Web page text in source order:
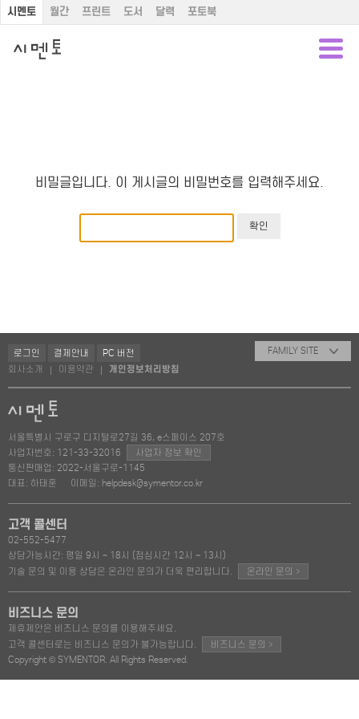
시멘토 월간 프린트 도서 달력 포토북
비밀글입니다. 이 게시글의 비밀번호를 입력해주세요.
로그인 결제안내
PC 버전
회사소개
이용약관 개인정보처리방침
FAMILY SITE
서울특별시 구로구 디지털로27길 36, e스페이스 207호
사업자번호: 121-33-32016
사업자 정보 확인
통신판매업: 2022-서울구로-1145
대표: 하태훈
이메일: helpdesk@symentor.co.kr
고객 콜센터
02-552-5477
상담가능시간: 평일 9시 ~ 18시 (점심시간 12시 ~ 13시)
기술 문의 및 이용 상담은 온라인 문의가 더욱 편리합니다.
온라인 문의 >
비즈니스 문의
제휴제안은 비즈니스 문의를 이용해주세요.
고객 콜센터로는 비즈니스 문의가 불가능합니다.
비즈니스 문의 >
Copyright © SYMENTOR. All Rights Reserved.